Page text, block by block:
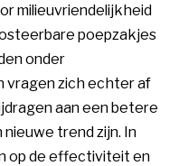
milieuvriendelijkheid
poepzakjes
onder
vragen zich echter af
aan een betere
trend zijn. In
op de effectiviteit en